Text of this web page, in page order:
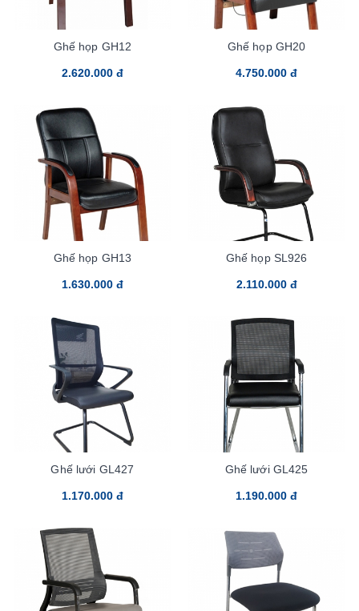
Ghế họp GH12
2.620.000 đ
Ghế họp GH20
4.750.000 đ
Ghế họp GH13
1.630.000 đ
Ghế họp SL926
2.110.000 đ
Ghế lưới GL427
1.170.000 đ
Ghế lưới GL425
1.190.000 đ